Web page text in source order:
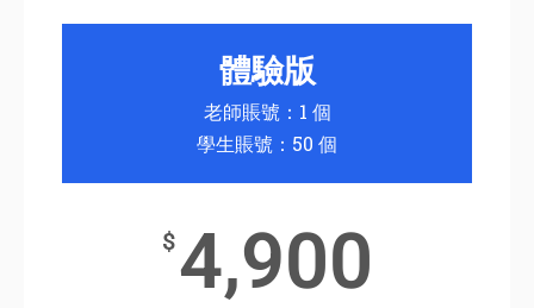
體驗版
老師賬號：1 個
學生賬號：50 個
$4,900